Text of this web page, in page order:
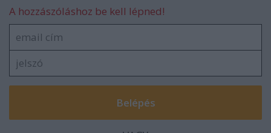
A hozzászóláshoz be kell lépned!